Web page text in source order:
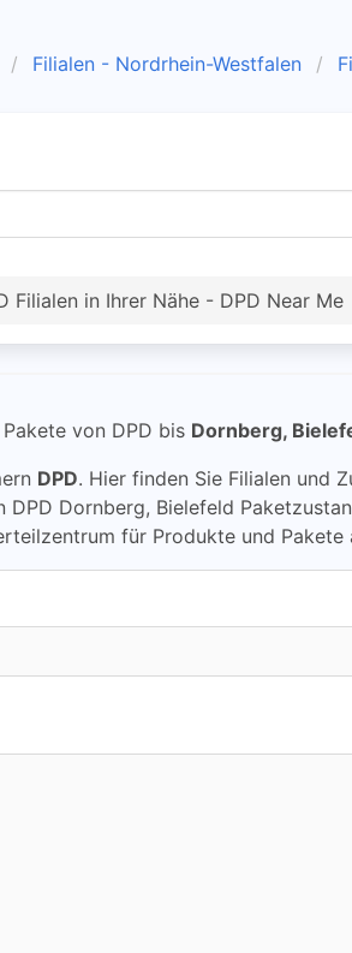
Filialen - Nordrhein-Westfalen
Filialen in Ihrer Nähe - DPD Near Me
von DPD bis Dornberg,
DPD. Hier finden Sie Filialen und
Dornberg, Bielefeld
für Produkte und Pakete